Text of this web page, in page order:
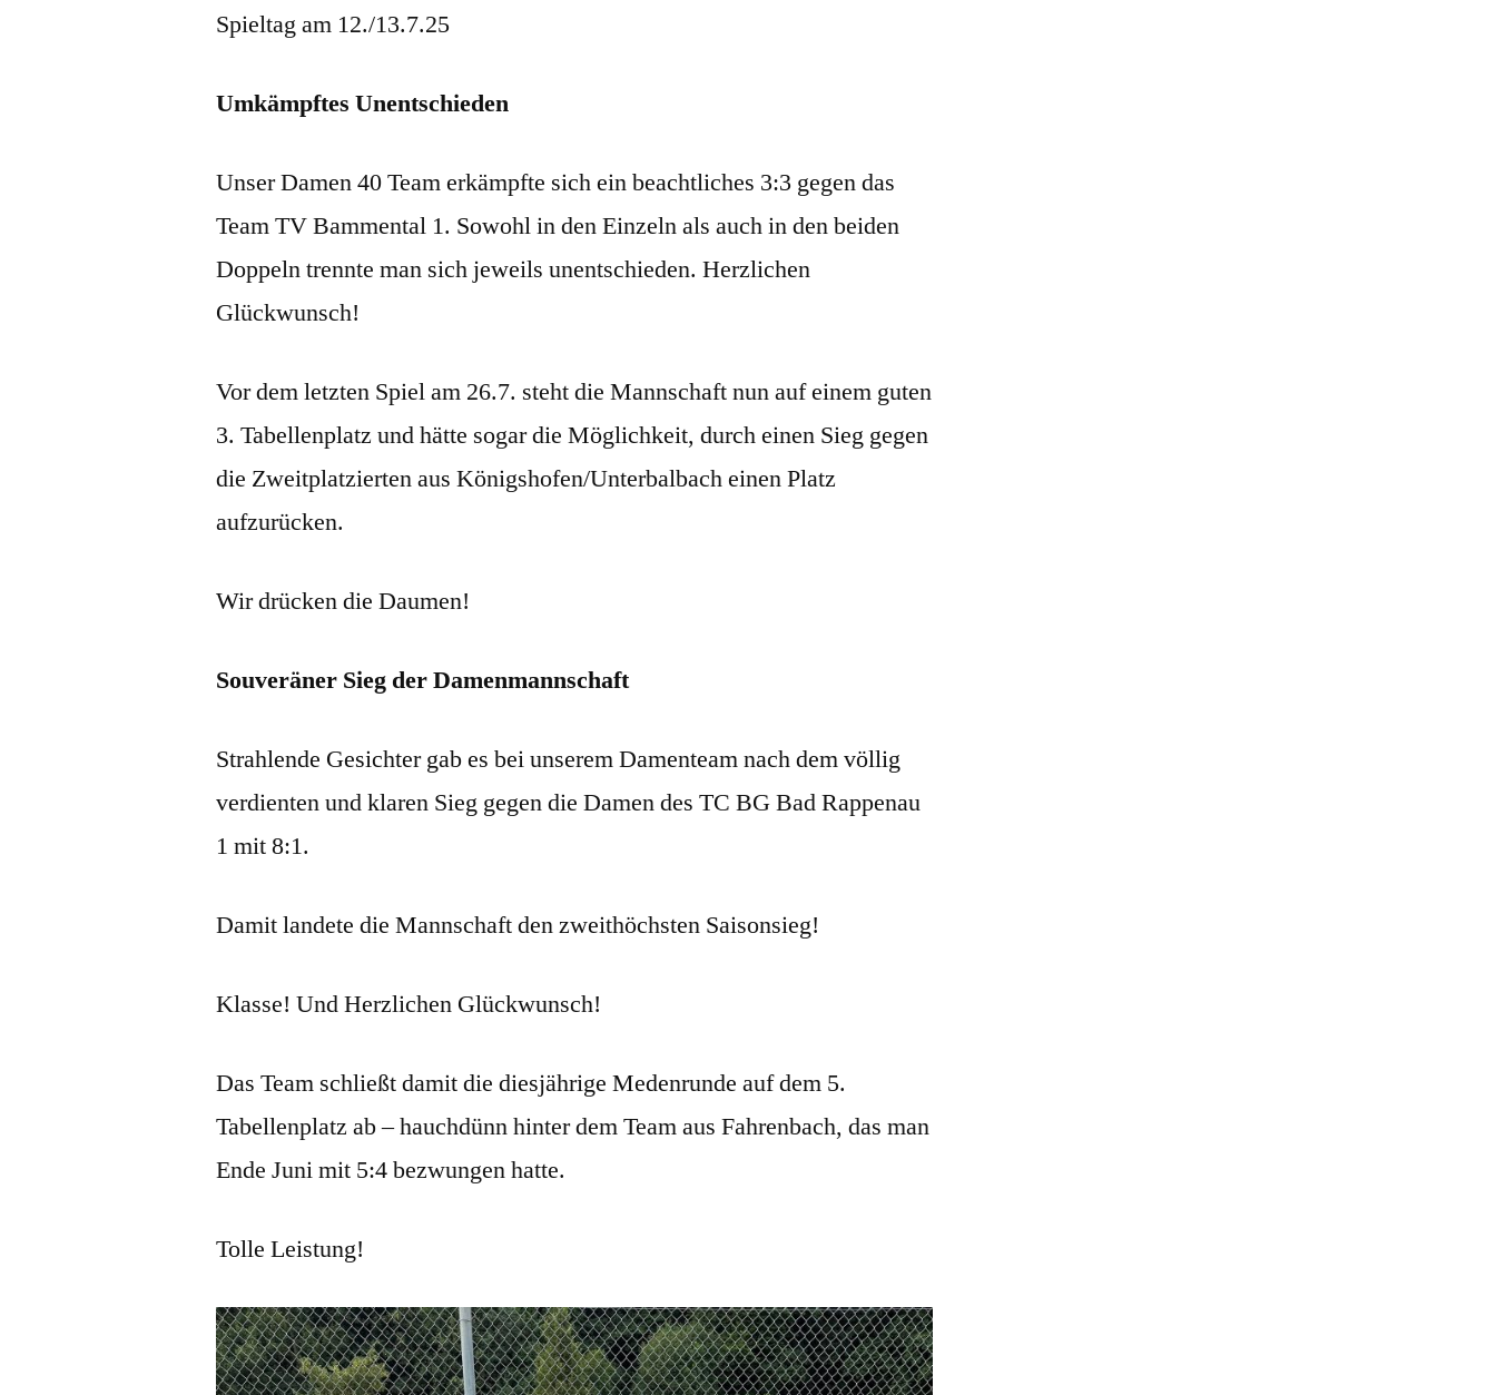
Spieltag am 12./13.7.25
Umkämpftes Unentschieden
Unser Damen 40 Team erkämpfte sich ein beachtliches 3:3 gegen das
Team TV Bammental 1. Sowohl in den Einzeln als auch in den beiden
Doppeln trennte man sich jeweils unentschieden. Herzlichen
Glückwunsch!
Vor dem letzten Spiel am 26.7. steht die Mannschaft nun auf einem guten
3. Tabellenplatz und hätte sogar die Möglichkeit, durch einen Sieg gegen
die Zweitplatzierten aus Königshofen/Unterbalbach einen Platz
aufzurücken.
Wir drücken die Daumen!
Souveräner Sieg der Damenmannschaft
Strahlende Gesichter gab es bei unserem Damenteam nach dem völlig
verdienten und klaren Sieg gegen die Damen des TC BG Bad Rappenau
1 mit 8:1.
Damit landete die Mannschaft den zweithöchsten Saisonsieg!
Klasse! Und Herzlichen Glückwunsch!
Das Team schließt damit die diesjährige Medenrunde auf dem 5.
Tabellenplatz ab – hauchdünn hinter dem Team aus Fahrenbach, das man
Ende Juni mit 5:4 bezwungen hatte.
Tolle Leistung!